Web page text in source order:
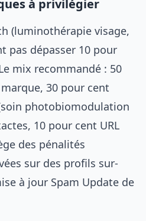
à privilégier
(luminothérapie visage,
pas dépasser 10 pour
mix recommandé : 50
30 pour cent
photobiomodulation
10 pour cent URL
des pénalités
sur des profils sur-
à jour Spam Update de